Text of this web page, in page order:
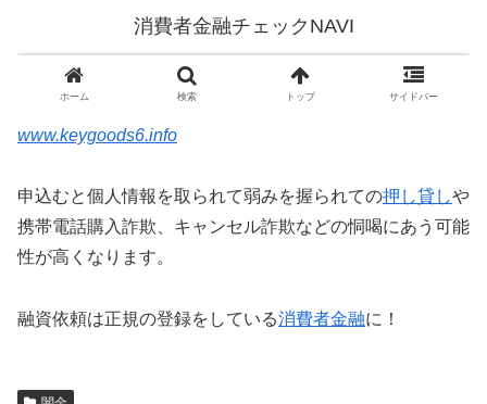
www.keygoods6.info
申込むと個人情報を取られて弱みを握られての押し貸しや
携帯電話購入詐欺、キャンセル詐欺などの恫喝にあう可能
性が高くなります。
融資依頼は正規の登録をしている消費者金融に！